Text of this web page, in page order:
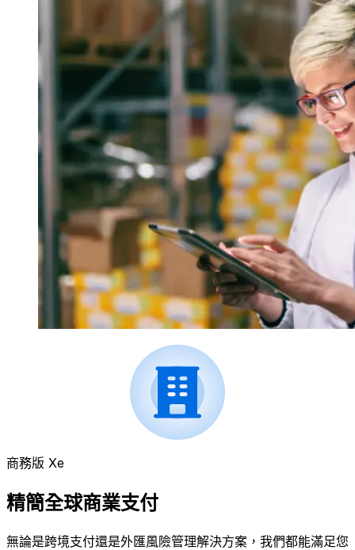
商務版 Xe
精簡全球商業支付
無論是跨境支付還是外匯風險管理解決方案，我們都能滿足您